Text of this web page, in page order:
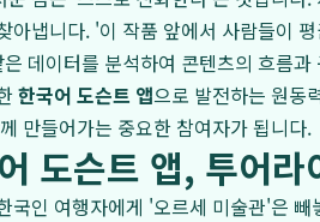
아냅니다. '이 작품 앞에서 사람들이
데이터를 분석하여 콘텐츠의 흐름
한국어 도슨트 앱으로 발전하는 원동
만들어가는 중요한 참여자가 됩니다.
도슨트 앱, 투어
국인 여행자에게 '오르세 미술관'은